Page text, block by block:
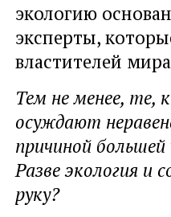
экологию
эксперты,
властителей
Тем не менее, те,
осуждают
причиной
Разве экология и
руку?